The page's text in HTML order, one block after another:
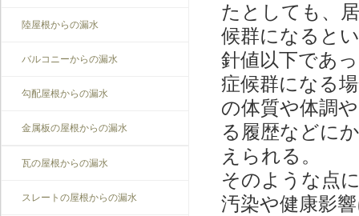
陸屋根からの漏水
バルコニーからの漏水
勾配屋根からの漏水
金属板の屋根からの漏水
瓦の屋根からの漏水
スレートの屋根からの漏水
たとしても、
候群になると
針値以下であ
症候群になる
の体質や体調
る履歴などに
えられる。
そのような点
汚染や健康影